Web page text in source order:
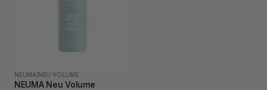
NEUMA NEU VOLUME
NEUMA Neu Volume